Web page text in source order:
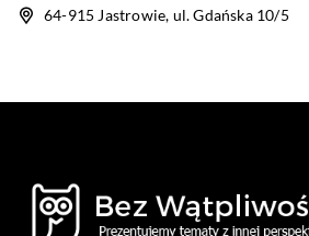
64-915 Jastrowie, ul. Gdańska 10/5